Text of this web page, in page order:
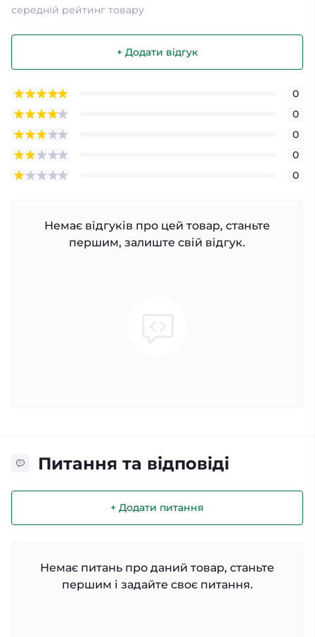
середній рейтинг товару
+ Додати відгук
0
0
0
0
0
Немає відгуків про цей товар, станьте
першим, залиште свій відгук.
Питання та відповіді
+ Додати питання
Немає питань про даний товар, станьте
першим і задайте своє питання.